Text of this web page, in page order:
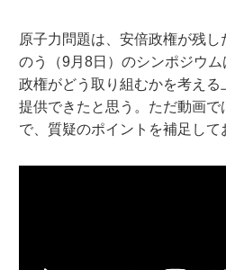
原子力問題は、安倍政権が残し
のう（9月8日）のシンポジウ
政権がどう取り組むかを考え
提供できたと思う。ただ動画
で、質疑のポイントを補足して